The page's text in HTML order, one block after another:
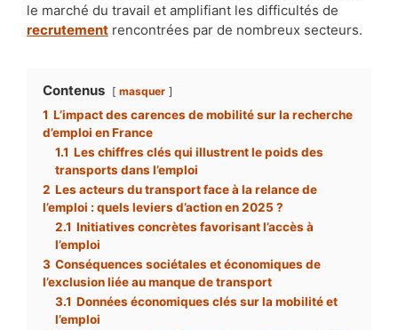
le marché du travail et amplifiant les difficultés de
recrutement rencontrées par de nombreux secteurs.
Contenus masquer
1 L’impact des carences de mobilité sur la recherche
d’emploi en France
1.1 Les chiffres clés qui illustrent le poids des
transports dans l’emploi
2 Les acteurs du transport face à la relance de
l’emploi : quels leviers d’action en 2025 ?
2.1 Initiatives concrètes favorisant l’accès à
l’emploi
3 Conséquences sociétales et économiques de
l’exclusion liée au manque de transport
3.1 Données économiques clés sur la mobilité et
l’emploi